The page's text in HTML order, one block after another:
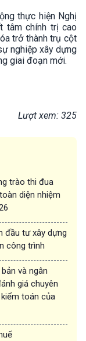
thực hiện Nghị
tâm chính trị cao
trở thành trụ cột
nghiệp xây dựng
giai đoạn mới.
Lượt xem: 325
trào thi đua
diện nhiệm
đầu tư xây dựng
công trình
và ngân
giá chuyên
toán của